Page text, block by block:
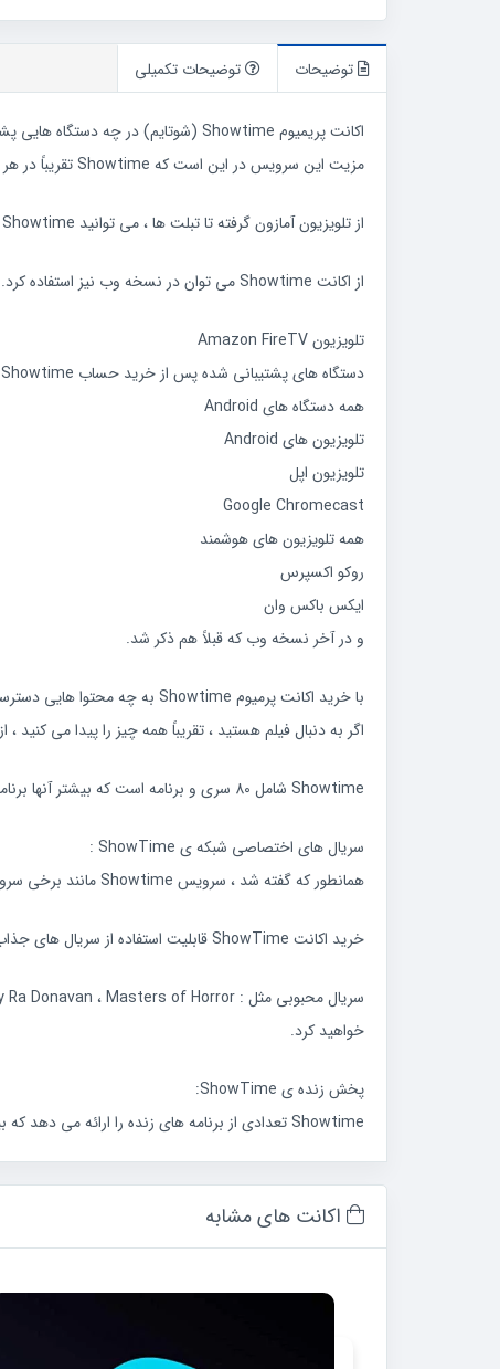
توضیحات توضیحات تکمیلی
اکانت پریمیوم Showtime (شوتایم) در چه دستگاه هایی پشتیبانی می شود؟
مزیت این سرویس در این است که Showtime تقریباً در هر دستگاه و سیستم عامل قابل استفاده است.
از تلویزیون آمازون گرفته تا تبلت ها ، می توانید Showtime را روی هر دستگاهی نصب کنید و سپس وارد حساب Showtime خود شوید.
از اکانت Showtime می توان در نسخه وب نیز استفاده کرد. لیست زیر شامل دستگاه هایی است که می توان حساب Showtime Premium را بر روی آنها اجرا کرد.
تلویزیون Amazon FireTV
دستگاه های پشتیبانی شده پس از خرید حساب Showtime
همه دستگاه های Android
تلویزیون های Android
تلویزیون اپل
Google Chromecast
همه تلویزیون های هوشمند
روکو اکسپرس
ایکس باکس وان
و در آخر نسخه وب که قبلاً هم ذکر شد.
با خرید اکانت پرمیوم Showtime به چه محتوا هایی دسترسی داریم؟
اگر به دنبال فیلم هستید ، تقریباً همه چیز را پیدا می کنید ،
Showtime شامل 80 سری و برنامه است که بیشتر آنها برنامه های اختصاصی Showtime است.
سریال های اختصاصی شبکه ی ShowTime :
همانطور که گفته شد ، سرویس Showtime مانند برخی سرویس های دیگر محتوای اختصاصی خود را دارد.
خرید اکانت ShowTime قابلیت استفاده از سریال های جذاب و جذاب از شبکه Showtime ساخته و پخش شده است را به شما خواهد داد.
خواهید کرد.
پخش زنده ی ShowTime:
Showtime تعدادی از برنامه های زنده را ارائه می دهد که بیشتر آنها برنامه های ورزشی به ویژه بوکس است. اما صادقانه بگویم ، از این بخش انتظار محتوای جذاب نخواهید داشت.
اکانت های مشابه